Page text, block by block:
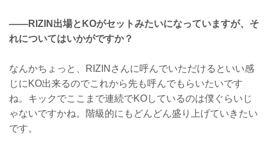
——RIZIN出場とKOがセットみたいになっていますが、そ
れについてはいかがですか？
なんかちょっと、RIZINさんに呼んでいただけるといい感
じにKO出来るのでこれから先も呼んでもらいたいです
ね。キックでここまで連続でKOしているのは僕ぐらいじ
ゃないですかね。階級的にもどんどん盛り上げていきたい
です。